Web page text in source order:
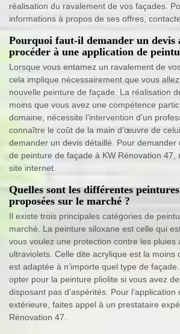
réalisation du ravalement de vos façades.
informations à propos de ses offres,
Pourquoi faut-il demander un devis
procéder à une application de
Lorsque vous entamez un ravalement de
cela implique nécessairement que vous
nouvelle peinture de façade. La réalisation
moins que vous avez une compétence
domaine, nécessite l’intervention d’un
connaître le coût de la main d’œuvre de
demander un devis détaillé. Pour demander
de peinture de façade à KW Rénovation 47,
site internet.
Quelles sont les différentes
proposées sur le marché ?
Il existe trois principales catégories de
marché. La peinture siloxane est celle qui
vous voulez une protection contre les pluies
ultraviolets. Celle dite acrylique est la moins
est adaptée à n’importe quel type de
opter pour la peinture pliolite si vous avez
disposant pas d’aspérités. Pour
extérieure, faites appel à un prestataire
Rénovation 47.